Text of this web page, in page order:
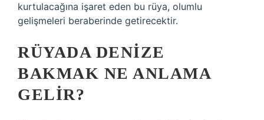
kurtulacağına işaret eden bu rüya, olumlu
gelişmeleri beraberinde getirecektir.
RÜYADA DENIZE
BAKMAK NE ANLAMA
GELIR?